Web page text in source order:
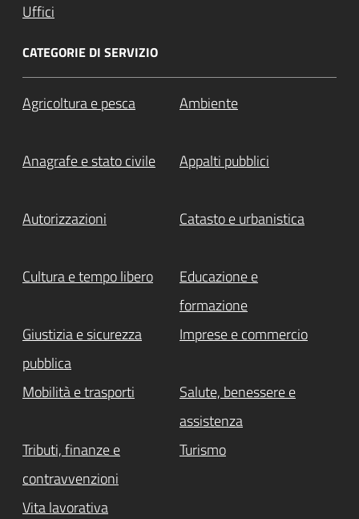
Uffici
CATEGORIE DI SERVIZIO
Agricoltura e pesca Ambiente
Anagrafe e stato civile Appalti pubblici
Autorizzazioni Catasto e urbanistica
Cultura e tempo libero
Educazione e
formazione
Giustizia e sicurezza
pubblica
Imprese e commercio
Mobilità e trasporti
Salute, benessere e
assistenza
Tributi, finanze e
contravvenzioni
Turismo
Vita lavorativa